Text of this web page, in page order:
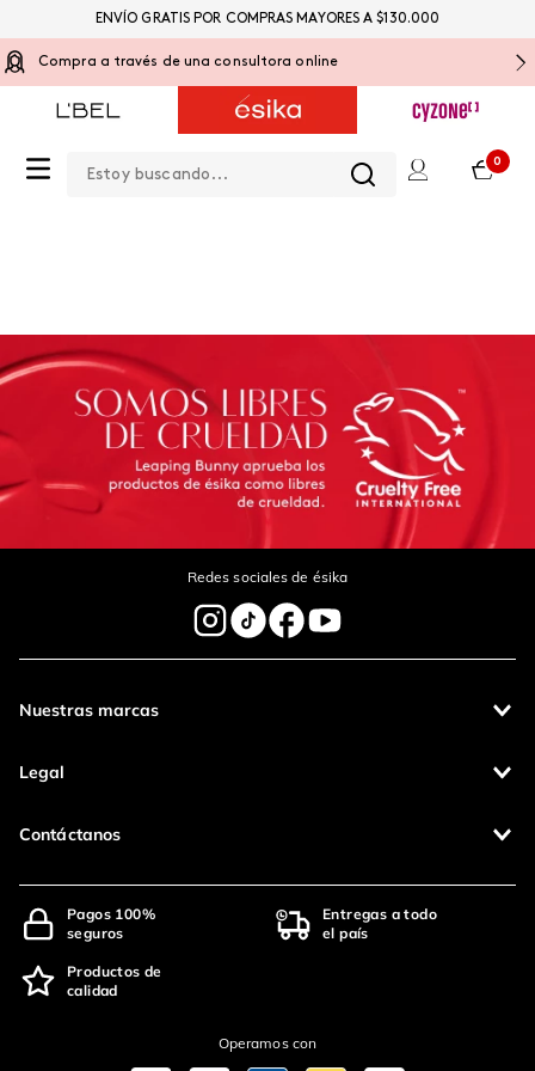
Compra a través de una consultora online
0
ENVÍO GRATIS POR COMPRAS MAYORES A $130.000
Redes sociales de ésika
Nuestras marcas
Legal
Contáctanos
Pagos 100%
seguros
Entregas a todo
el país
Productos de
calidad
Operamos con